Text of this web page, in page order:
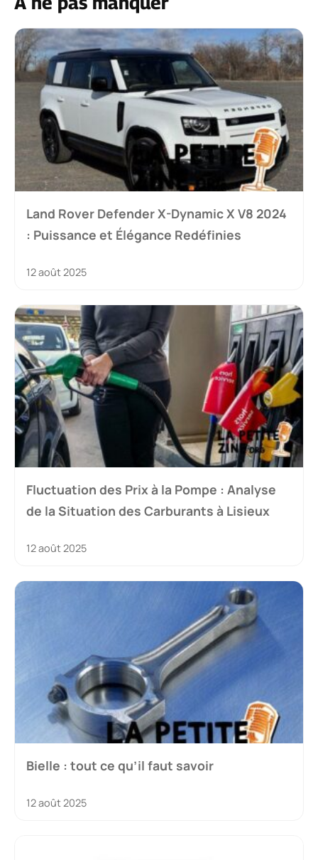
Land Rover Defender X-Dynamic X V8 2024
: Puissance et Élégance Redéfinies
12 août 2025
Fluctuation des Prix à la Pompe : Analyse
de la Situation des Carburants à Lisieux
12 août 2025
Bielle : tout ce qu’il faut savoir
12 août 2025